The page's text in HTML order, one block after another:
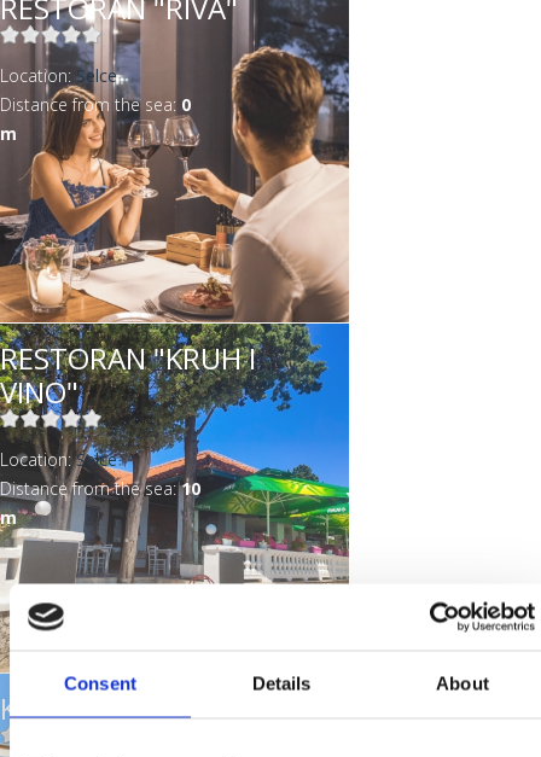
Consent Details About
Location: Selce
Distance from the sea: 0
m
RESTORAN "KRUH I
VINO"
Location:Selce
Distance from the sea:10
m
KONOBA "MASLINA"